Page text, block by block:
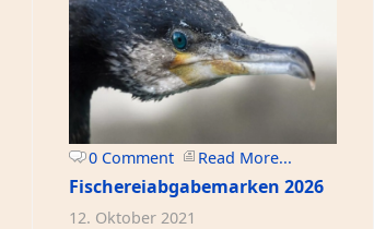
0 Comment Read More...
Fischereiabgabemarken 2026
12. Oktober 2021